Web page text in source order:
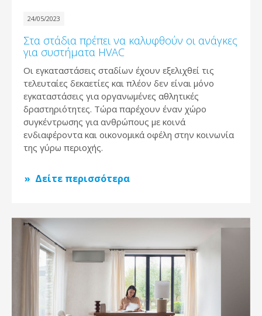
24/05/2023
Στα στάδια πρέπει να καλυφθούν οι ανάγκες
για συστήματα HVAC
Οι εγκαταστάσεις σταδίων έχουν εξελιχθεί τις
τελευταίες δεκαετίες και πλέον δεν είναι μόνο
εγκαταστάσεις για οργανωμένες αθλητικές
δραστηριότητες. Τώρα παρέχουν έναν χώρο
συγκέντρωσης για ανθρώπους με κοινά
ενδιαφέροντα και οικονομικά οφέλη στην κοινωνία
της γύρω περιοχής.
Δείτε περισσότερα